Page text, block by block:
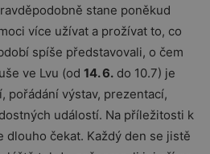
stane poněkud
více užívat a prožívat to, co
spíše představovali, o čem
ve Lvu (od 14. 6. do 10.7) je
pořádání výstav, prezentací,
událostí. Na příležitosti k
dlouho čekat. Každý den se jistě